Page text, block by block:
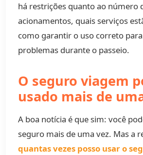
há restrições quanto ao número
acionamentos, quais serviços
como garantir o uso correto
problemas durante o passeio.
O seguro viagem
usado mais de
A boa notícia é que sim: você
seguro mais de uma vez. Mas a
quantas vezes posso usar o